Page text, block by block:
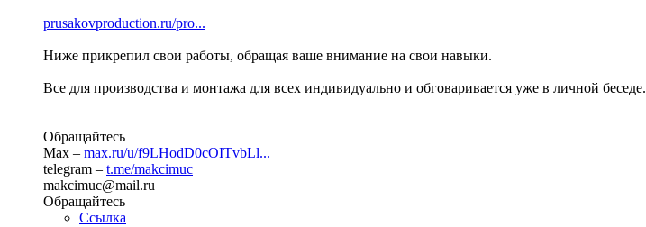
prusakovproduction.ru/pro...
Ниже прикрепил свои работы, обращая ваше внимание на свои навыки.
Все для производства и монтажа для всех индивидуально и обговаривается уже в личной беседе.
Обращайтесь
Max – max.ru/u/f9LHodD0cOITvbLl...
telegram – t.me/makcimuc
makcimuc@mail.ru
Обращайтесь
Ссылка